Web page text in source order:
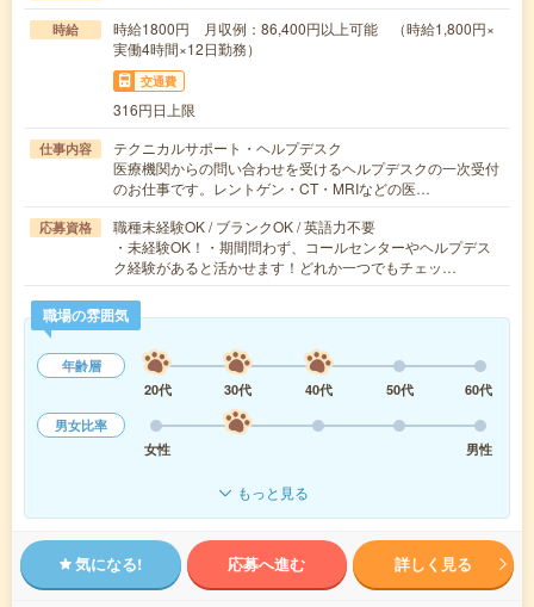
時給
時給1800円 月収例：86,400円以上可能 （時給1,800円×
実働4時間×12日勤務）
交通費
316円日上限
仕事内容
テクニカルサポート・ヘルプデスク
医療機関からの問い合わせを受けるヘルプデスクの一次受付
のお仕事です。レントゲン・CT・MRIなどの医…
応募資格
職種未経験OK / ブランクOK / 英語力不要
・未経験OK！・期間問わず、コールセンターやヘルプデス
ク経験があると活かせます！どれか一つでもチェッ…
職場の雰囲気
年齢層
20代
30代 40代 50代
60代
男女比率
女性
男性
もっと見る
気になる! 応募へ進む 詳しく見る